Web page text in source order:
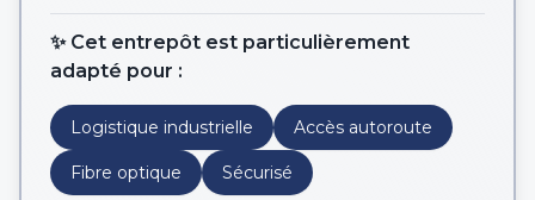
✨ Cet entrepôt est particulièrement
adapté pour :
Logistique industrielle Accès autoroute
Fibre optique Sécurisé